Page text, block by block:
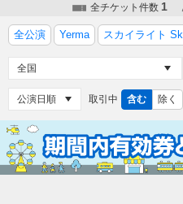
全チケット件数 1
全公演 Yerma スカイライト
取引中 含む 除く